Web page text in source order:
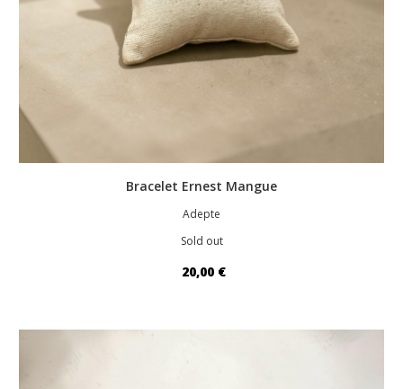
Bracelet Ernest Mangue
Adepte
Sold out
20,00 €